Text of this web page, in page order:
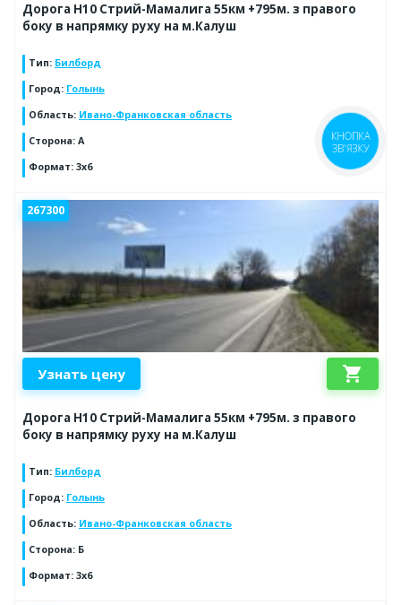
Дорога Н10 Стрий-Мамалига 55км +795м. з правого
боку в напрямку руху на м.Калуш
Тип: Билборд
Город: Голынь
Область: Ивано-Франковская область
Сторона: А
Формат: 3x6
267300
Узнать цену shopping_cart
Дорога Н10 Стрий-Мамалига 55км +795м. з правого
боку в напрямку руху на м.Калуш
Тип: Билборд
Город: Голынь
Область: Ивано-Франковская область
Сторона: Б
Формат: 3x6
КНОПКА
ЗВ'ЯЗКУ